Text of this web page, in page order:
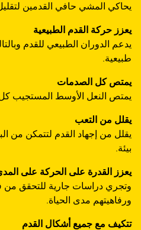
يحاكي المشي حافي القدمين
يعزز حركة القدم الطبيعية
يدعم الدوران الطبيعي للقدم
طبيعية.
يمتص كل الصدمات
يمتص النعل الأوسط المستجيب
يقلل من التعب
يقلل من إجهاد القدم لتتمكن من
بيئة.
يعزز القدرة على الحركة على
وتجري دراسات جارية للتحقق من
ورفاهيتهم مدى الحياة.
تتكيف مع جميع أشكال القدم